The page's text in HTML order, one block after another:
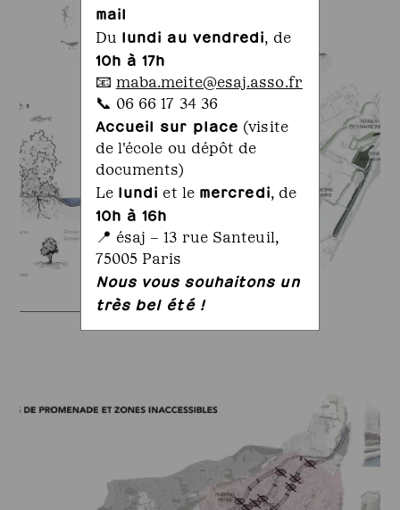
mail
Du lundi au vendredi, de
10h à 17h
📧 maba.meite@esaj.asso.fr
📞 06 66 17 34 36
Accueil sur place (visite
de l'école ou dépôt de
documents)
Le lundi et le mercredi, de
10h à 16h
📍 ésaj – 13 rue Santeuil,
75005 Paris
Nous vous souhaitons un
très bel été !